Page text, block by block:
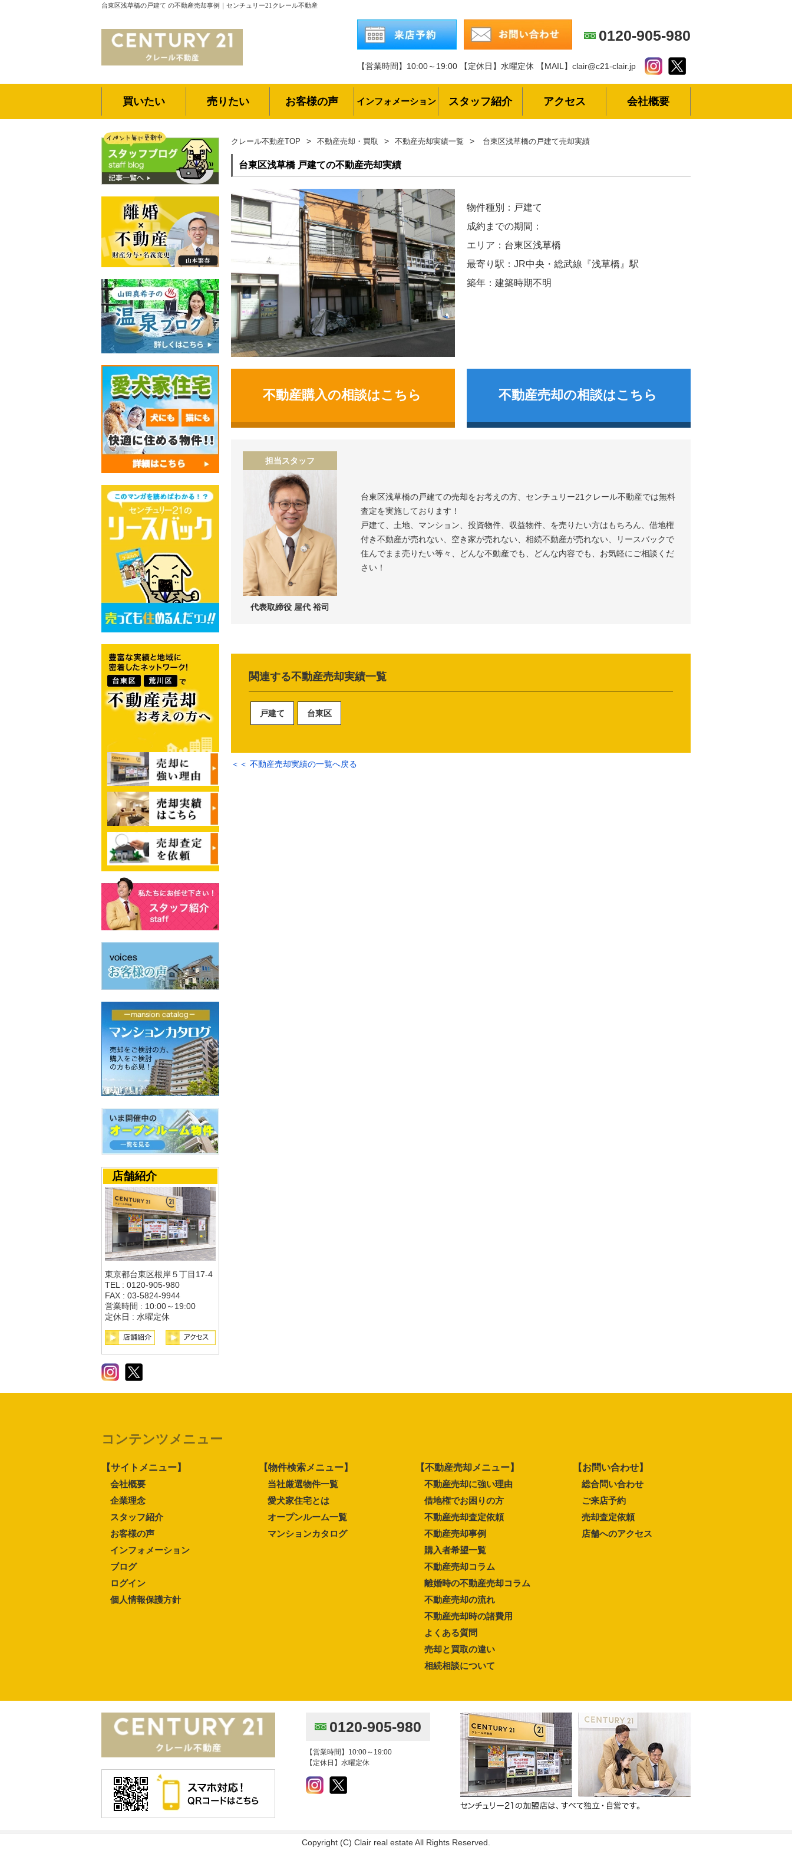
台東区浅草橋の戸建て の不動産売却事例｜センチュリー21クレール不動産
0120-905-980
【営業時間】10:00～19:00 【定休日】水曜定休 【MAIL】clair@c21-clair.jp
買いたい 売りたい お客様の声 インフォメーション スタッフ紹介 アクセス 会社概要
クレール不動産TOP 不動産売却・買取 不動産売却実績一覧 台東区浅草橋の戸建て売却実績
台東区浅草橋 戸建ての不動産売却実績
物件種別：戸建て
成約までの期間：
エリア：台東区浅草橋
最寄り駅：JR中央・総武線『浅草橋』駅
築年：建築時期不明
不動産売却の相談はこちら
不動産購入の相談はこちら
担当スタッフ
代表取締役 屋代 裕司
台東区浅草橋の戸建ての売却をお考えの方、センチュリー21クレール不動産では無料
査定を実施しております！
戸建て、土地、マンション、投資物件、収益物件、を売りたい方はもちろん、借地権
付き不動産が売れない、空き家が売れない、相続不動産が売れない、リースバックで
住んでまま売りたい等々、どんな不動産でも、どんな内容でも、お気軽にご相談くだ
さい！
関連する不動産売却実績一覧
戸建て 台東区
＜＜ 不動産売却実績の一覧へ戻る
店舗紹介
東京都台東区根岸５丁目17-4
TEL : 0120-905-980
FAX : 03-5824-9944
営業時間 : 10:00～19:00
定休日 : 水曜定休
コンテンツメニュー
【サイトメニュー】
会社概要
企業理念
スタッフ紹介
お客様の声
インフォメーション
ブログ
ログイン
個人情報保護方針
【物件検索メニュー】
当社厳選物件一覧
愛犬家住宅とは
オープンルーム一覧
マンションカタログ
【不動産売却メニュー】
不動産売却に強い理由
借地権でお困りの方
不動産売却査定依頼
不動産売却事例
購入者希望一覧
不動産売却コラム
離婚時の不動産売却コラム
不動産売却の流れ
不動産売却時の諸費用
よくある質問
売却と買取の違い
相続相談について
【お問い合わせ】
総合問い合わせ
ご来店予約
売却査定依頼
店舗へのアクセス
0120-905-980
【営業時間】10:00～19:00
【定休日】水曜定休
Copyright (C) Clair real estate All Rights Reserved.